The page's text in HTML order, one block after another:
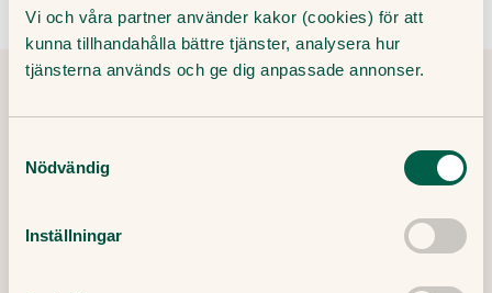
Vi och våra partner använder kakor (cookies) för att
kunna tillhandahålla bättre tjänster, analysera hur
tjänsterna används och ge dig anpassade annonser.
Nödvändig
Inställningar
Ewa Lundborg